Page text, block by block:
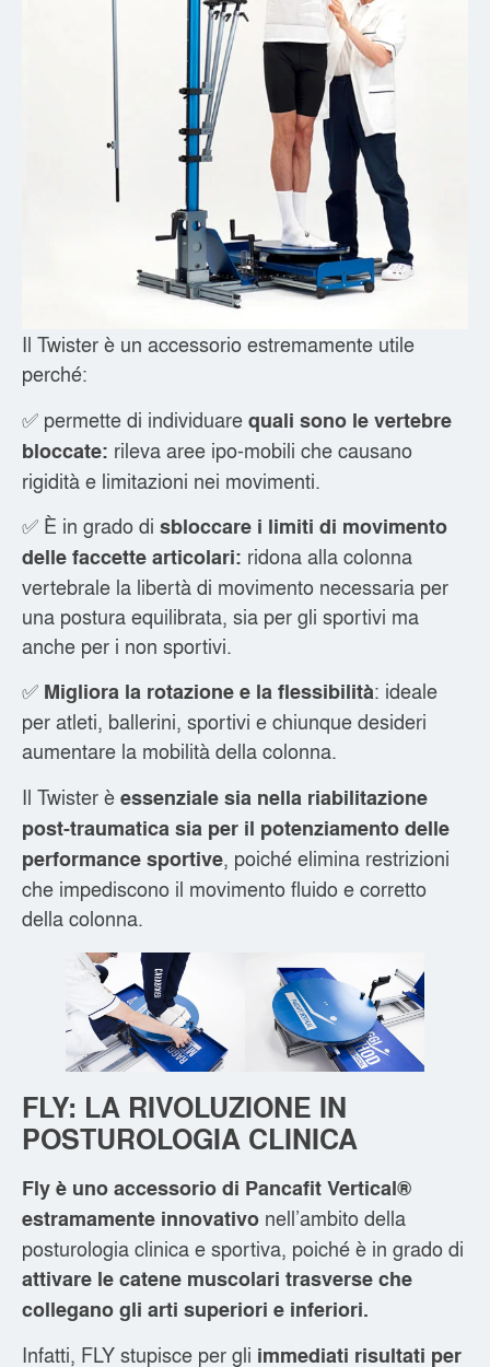
Il Twister è un accessorio estremamente utile
perché:
✅ permette di individuarequali sono le vertebre
bloccate: rileva aree ipo-mobili che causano
rigidità e limitazioni nei movimenti.
✅ È in grado di sbloccare i limiti di movimento
delle faccette articolari: ridona alla colonna
vertebrale la libertà di movimento necessaria per
una postura equilibrata, sia per gli sportivi ma
anche per i non sportivi.
✅ Migliora la rotazione e la flessibilità: ideale
per atleti, ballerini, sportivi e chiunque desideri
aumentare la mobilità della colonna.
Il Twister èessenziale sia nella riabilitazione
post-traumatica sia per il potenziamento delle
performance sportive, poiché elimina restrizioni
che impediscono il movimento fluido e corretto
della colonna.
FLY: LA RIVOLUZIONE IN
POSTUROLOGIA CLINICA
Fly è uno accessorio di Pancafit Vertical®
estramamente innovativo nell’ambito della
posturologia clinica e sportiva, poiché è in grado di
attivare le catene muscolari trasverse che
collegano gli arti superiori e inferiori.
Infatti, FLY stupisce per gli immediati risultati per